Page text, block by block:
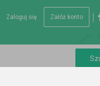
Zaloguj się Załóż konto